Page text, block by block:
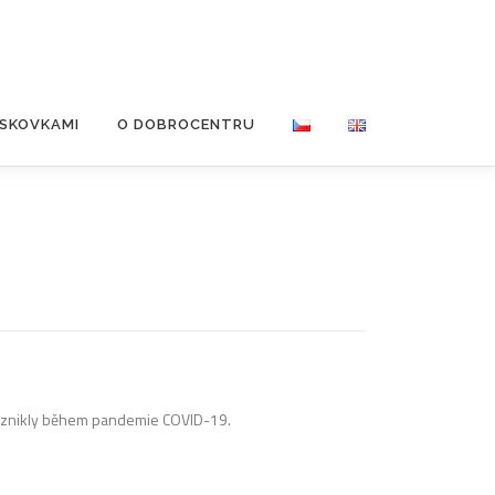
O DOBROCENTRU
během pandemie COVID-19.